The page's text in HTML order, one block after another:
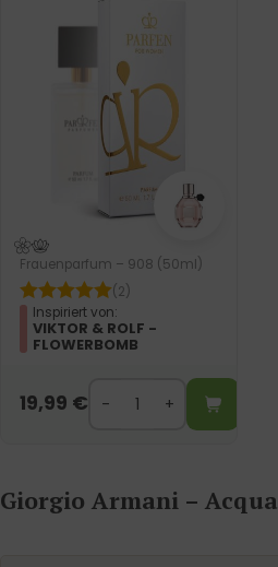
Frauenparfum – 908 (50ml)
(2)
Inspiriert von:
VIKTOR & ROLF -
FLOWERBOMB
19,99 €
Giorgio Armani –